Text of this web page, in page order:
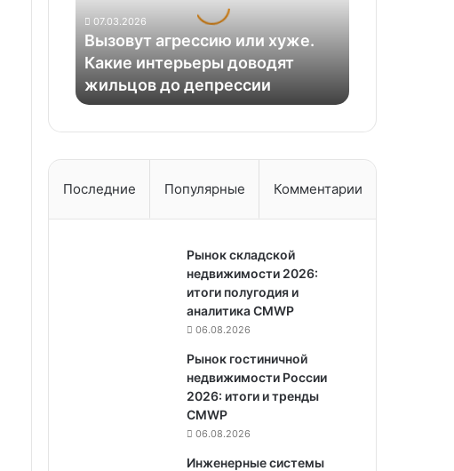
доводят
жильцов
до
депрессии
07.03.2026
Вызовут агрессию или хуже.
Какие интерьеры доводят
жильцов до депрессии
Последние Популярные Комментарии
Рынок складской
недвижимости 2026:
итоги полугодия и
аналитика CMWP
06.08.2026
Рынок гостиничной
недвижимости России
2026: итоги и тренды
CMWP
06.08.2026
Инженерные системы